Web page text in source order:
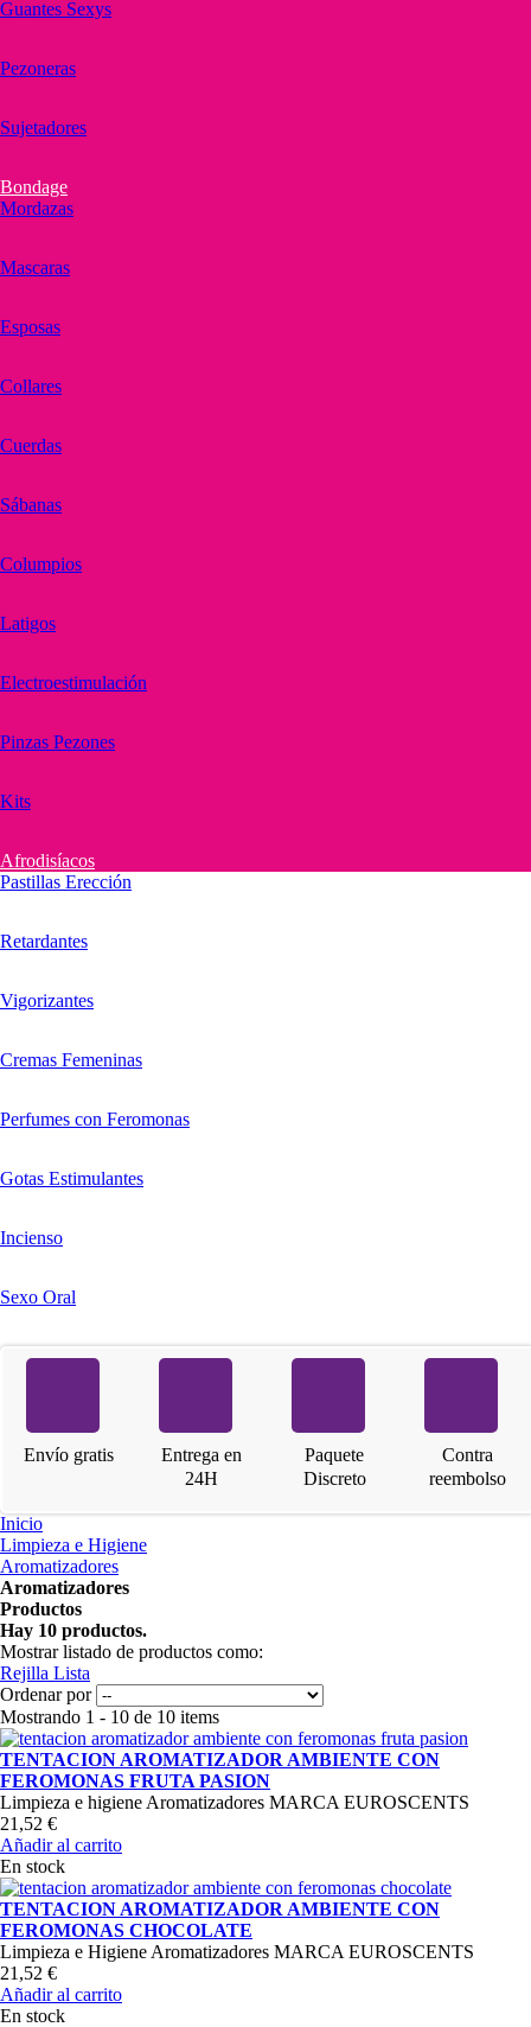
Guantes Sexys
Pezoneras
Sujetadores
Bondage
Mordazas
Mascaras
Esposas
Collares
Cuerdas
Sábanas
Columpios
Latigos
Electroestimulación
Pinzas Pezones
Kits
Afrodisíacos
Pastillas Erección
Retardantes
Vigorizantes
Cremas Femeninas
Perfumes con Feromonas
Gotas Estimulantes
Incienso
Sexo Oral
Envío gratis
Entrega en
24H
Paquete
Discreto
Contra
reembolso
Inicio
Limpieza e Higiene
Aromatizadores
Aromatizadores
Productos
Hay 10 productos.
Mostrar listado de productos como:
Rejilla Lista
Ordenar por
Mostrando 1 - 10 de 10 items
TENTACION AROMATIZADOR AMBIENTE CON
FEROMONAS FRUTA PASION
Limpieza e higiene Aromatizadores MARCA EUROSCENTS
21,52 €
Añadir al carrito
En stock
TENTACION AROMATIZADOR AMBIENTE CON
FEROMONAS CHOCOLATE
Limpieza e Higiene Aromatizadores MARCA EUROSCENTS
21,52 €
Añadir al carrito
En stock